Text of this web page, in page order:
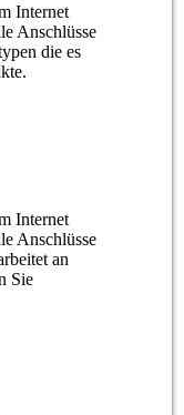
Internet
Anschlüsse
die es
Internet
Anschlüsse
an
Sie